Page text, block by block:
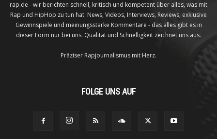
rap.de - wir berichten schnell, kritisch und kompetent über alles, was mit
Rap und HipHop zu tun hat. News, Videos, Interviews, Reviews, exklusive
Gewinnspiele und meinungsstarke Kommentare - das alles gibt es in
dieser Form nur bei uns. Qualität und Schnelligkeit zeichnet uns aus.
Präziser Rapjournalismus mit Herz.
FOLGE UNS AUF